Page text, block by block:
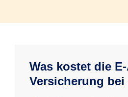
Was kostet die
Versicherung bei